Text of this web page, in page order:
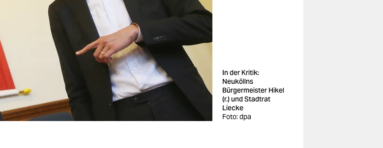
In der Kritik:
Neuköllns
Bürgermeister Hikel
(r.) und Stadtrat
Liecke
Foto: dpa